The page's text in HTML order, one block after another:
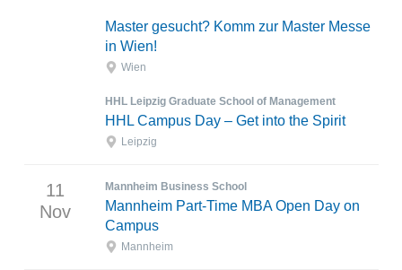
Master gesucht? Komm zur Master Messe
in Wien!
Wien
HHL Leipzig Graduate School of Management
HHL Campus Day – Get into the Spirit
Leipzig
11
Nov
Mannheim Business School
Mannheim Part-Time MBA Open Day on
Campus
Mannheim